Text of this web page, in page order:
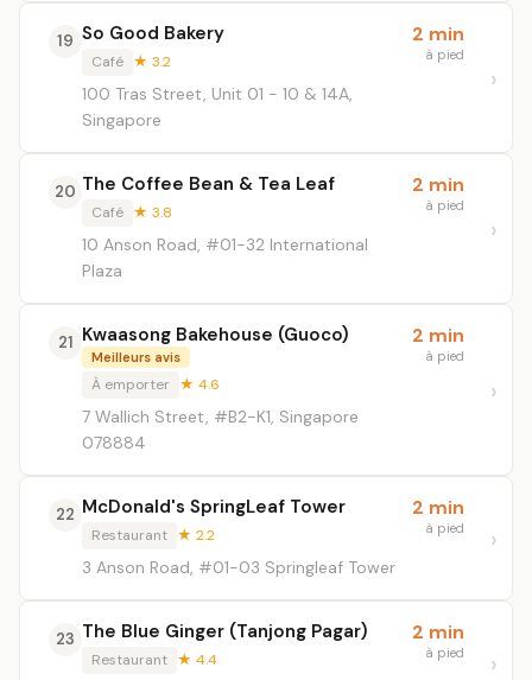
19 So Good Bakery
Café ★ 3.2
100 Tras Street, Unit 01 - 10 & 14A,
Singapore
2 min
à pied
20 The Coffee Bean & Tea Leaf
Café ★ 3.8
10 Anson Road, #01-32 International
Plaza
2 min
à pied
21 Kwaasong Bakehouse (Guoco)
Meilleurs avis
À emporter ★ 4.6
7 Wallich Street, #B2-K1, Singapore
078884
2 min
à pied
22 McDonald's SpringLeaf Tower
Restaurant ★ 2.2
3 Anson Road, #01-03 Springleaf Tower
2 min
à pied
23 The Blue Ginger (Tanjong Pagar)
Restaurant ★ 4.4
2 min
à pied